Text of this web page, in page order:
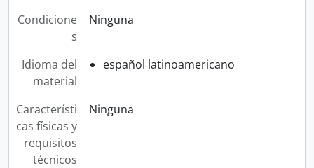
Condicione
s
Ninguna
Idioma del
material
español latinoamericano
Característi
cas físicas y
requisitos
técnicos
Ninguna